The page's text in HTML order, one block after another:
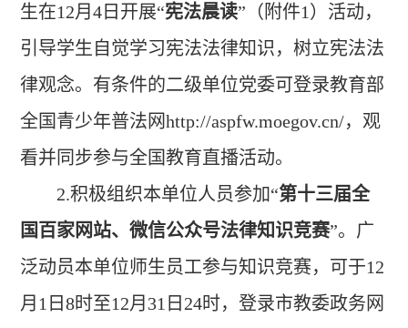
生在12月4日开展“宪法晨读”（附件1）活动，
引导学生自觉学习宪法法律知识，树立宪法法
律观念。 有条件的二级单位党委可登录教育部
全国青少年普法网http://aspfw.moegov.cn/，观
看并同步参与全国教育直播活动。
2.积极组织本单位人员参加“第十三届全
国百家网站、微信公众号法律知识竞赛”。广
泛动员本单位师生员工参与知识竞赛，可于12
月1日8时至12月31日24时，登录市教委政务网